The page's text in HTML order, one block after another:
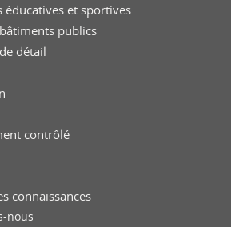
éducatives et sportives
publics
détail
contrôlé
connaissances
nous